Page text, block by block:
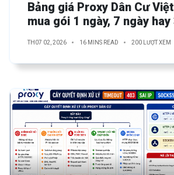
Bảng giá Proxy Dân Cư
mua gói 1 ngày, 7 ngày
TH07 02, 2026 16 MINS READ 200 LƯỢT XEM